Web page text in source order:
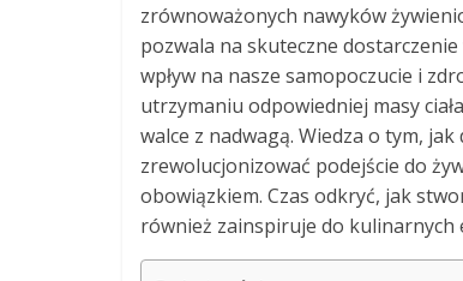
zrównoważonych nawyków
pozwala na skuteczne
wpływ na nasze samopoczucie i
utrzymaniu odpowiedniej masy
walce z nadwagą. Wiedza o tym,
zrewolucjonizować podejście do
obowiązkiem. Czas odkryć, jak
również zainspiruje do kulinarnych